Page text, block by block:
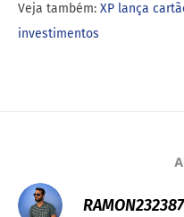
Veja também: XP lança
investimentos